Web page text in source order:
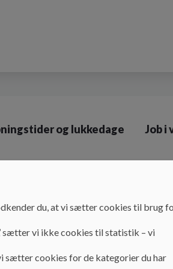
og lukkedage Job i
du, at vi sætter cookies til brug
sætter vi ikke cookies til statistik – vi
sætter cookies for de kategorier du har